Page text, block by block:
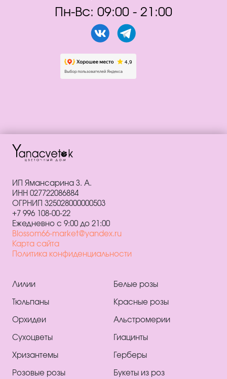
ИП Ямансарина З. А.
ИНН 027722086884
ОГРНИП 325028000000503
+7 996 108-00-22
Ежедневно с 9:00 до 21:00
Blossom66-market@yandex.ru
Карта сайта
Политика конфиденциальности
Лилии
Тюльпаны
Орхидеи
Сухоцветы
Хризантемы
Розовые розы
Белые розы
Красные розы
Альстромерии
Гиацинты
Герберы
Букеты из роз